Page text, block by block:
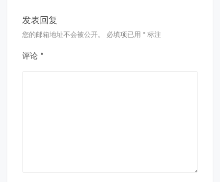
发表回复
您的邮箱地址不会被公开。 必填项已用 * 标注
评论 *